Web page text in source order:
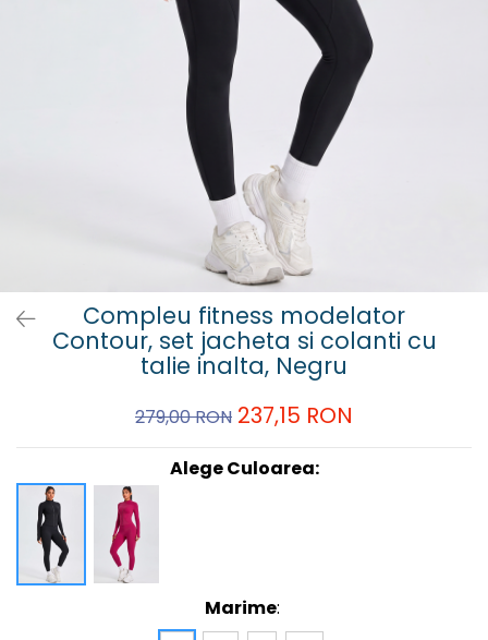
Compleu fitness modelator
Contour, set jacheta si colanti cu
talie inalta, Negru
279,00 RON 237,15 RON
Alege Culoarea:
Marime: